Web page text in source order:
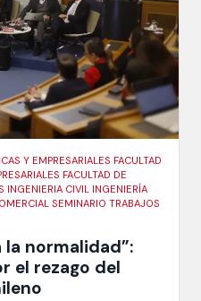
Y EMPRESARIALES FACULTAD
FACULTAD DE
INGENIERIA CIVIL INGENIERÍA
SEMINARIO TRABAJOS
la normalidad”:
el rezago del